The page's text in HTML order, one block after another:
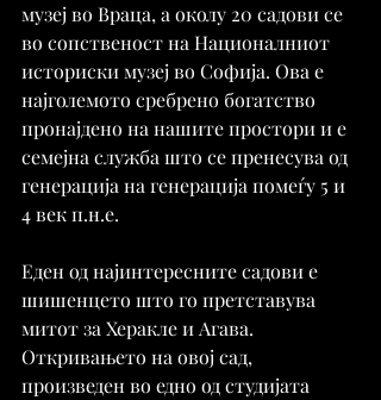
музеј во Враца, а околу 20 садови се
во сопственост на Националниот
историски музеј во Софија. Ова е
најголемото сребрено богатство
пронајдено на нашите простори и е
семејна служба што се пренесува од
генерација на генерација помеѓу 5 и
4 век п.н.е.
Еден од најинтересните садови е
шишенцето што го претставува
митот за Херакле и Агава.
Откривањето на овој сад,
произведен во едно од студијата